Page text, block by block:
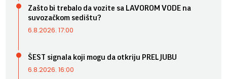
Zašto bi trebalo da vozite sa LAVOROM VODE na
suvozačkom sedištu?
6.8.2026. 17:00
ŠEST signala koji mogu da otkriju PRELJUBU
6.8.2026. 16:00